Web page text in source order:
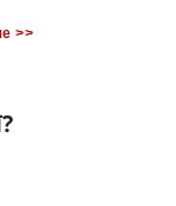
>>